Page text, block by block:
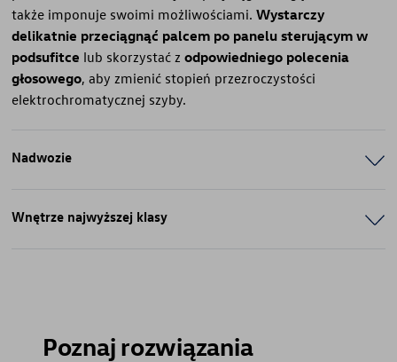
także imponuje swoimi możliwościami.Wystarczy
delikatnie przeciągnąć palcem po panelu sterującym w
podsufitce lub skorzystać zodpowiedniego polecenia
głosowego, aby zmienić stopień przezroczystości
elektrochromatycznej szyby.
Nadwozie
Wnętrze najwyższej klasy
Poznaj rozwiązania